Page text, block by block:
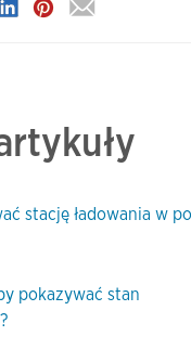
stację ładowania w
pokazywać stan